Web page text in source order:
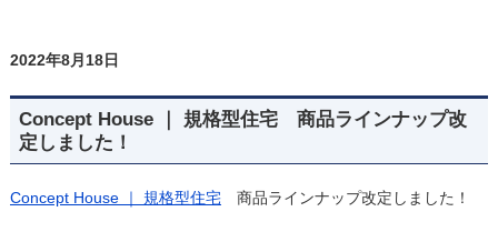
2022年8月18日
Concept House ｜ 規格型住宅 商品ラインナップ改
定しました！
Concept House ｜ 規格型住宅商品ラインナップ改定しました！